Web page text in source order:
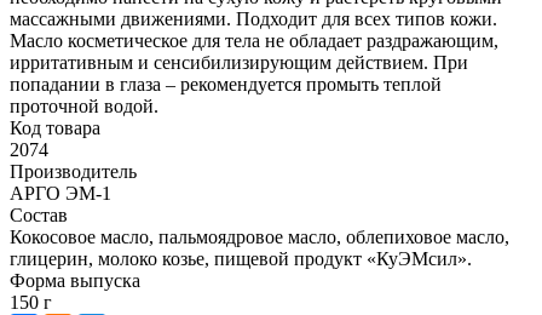
массажными движениями. Подходит для всех типов кожи.
Масло косметическое для тела не обладает раздражающим,
ирритативным и сенсибилизирующим действием. При
попадании в глаза – рекомендуется промыть теплой
проточной водой.
Код товара
2074
Производитель
АРГО ЭМ-1
Состав
Кокосовое масло, пальмоядровое масло, облепиховое масло,
глицерин, молоко козье, пищевой продукт «КуЭМсил».
Форма выпуска
150 г